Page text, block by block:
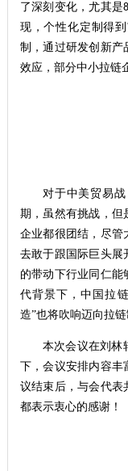
了深刻变化，尤其是
现，个性化定制得
制，通过研发创新产
效应，部分中小拉链
对于中美贸易
期，虽然有挑战，但
企业都很团结，尽管
去敢于跟国际巨头展
的带动下行业同仁能
代背景下，中国拉
造”也将吹响迈向拉链
本次会议在刘林
下，会议安排内容丰
议结束后，与会代表
都表示衷心的感谢！